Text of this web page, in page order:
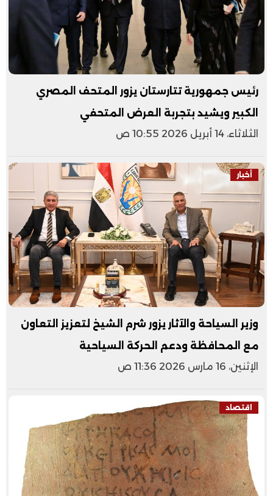
رئيس جمهورية تتارستان يزور المتحف المصري
الكبير ويشيد بتجربة العرض المتحفي
الثلاثاء، 14 أبريل 2026 10:55 ص
أخبار
وزير السياحة والآثار يزور شرم الشيخ لتعزيز التعاون
مع المحافظة ودعم الحركة السياحية
الإثنين، 16 مارس 2026 11:36 ص
اقتصاد